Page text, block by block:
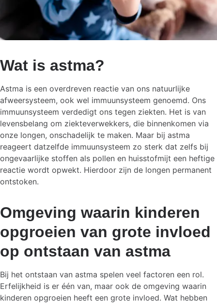
Wat is astma?
Astma is een overdreven reactie van ons natuurlijke
afweersysteem, ook wel immuunsysteem genoemd. Ons
immuunsysteem verdedigt ons tegen ziekten. Het is van
levensbelang om ziekteverwekkers, die binnenkomen via
onze longen, onschadelijk te maken. Maar bij astma
reageert datzelfde immuunsysteem zo sterk dat zelfs bij
ongevaarlijke stoffen als pollen en huisstofmijt een heftige
reactie wordt opwekt. Hierdoor zijn de longen permanent
ontstoken.
Omgeving waarin kinderen
opgroeien van grote invloed
op ontstaan van astma
Bij het ontstaan van astma spelen veel factoren een rol.
Erfelijkheid is er één van, maar ook de omgeving waarin
kinderen opgroeien heeft een grote invloed. Wat hebben